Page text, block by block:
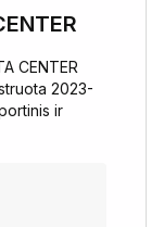
CENTER
2023-
ir